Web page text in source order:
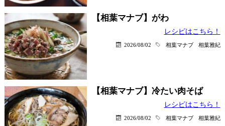
【相葉マナブ】がわ
レシピはこちら！
2026/08/02 相葉マナブ 相葉雅紀
【相葉マナブ】冷たい肉そば
レシピはこちら！
2026/08/02 相葉マナブ 相葉雅紀